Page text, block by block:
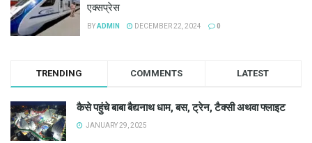
एक्सप्रेस
BYADMIN DECEMBER 22, 2024 0
TRENDING COMMENTS LATEST
कैसे पहुंचे बाबा बैद्यनाथ धाम, बस, ट्रेन, टैक्सी अथवा फ्लाइट
JANUARY 29, 2025